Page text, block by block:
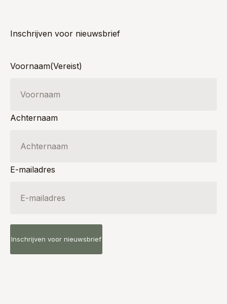
Inschrijven voor nieuwsbrief
Voornaam(Vereist)
Achternaam
E-mailadres